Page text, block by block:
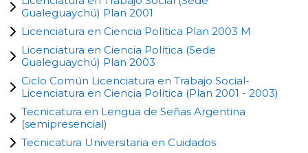
Gualeguaychú) Plan 2001
Licenciatura en Ciencia Política Plan 2003 M
Licenciatura en Ciencia Política (Sede
Gualeguaychú) Plan 2003
Ciclo Común Licenciatura en Trabajo Social-
Licenciatura en Ciencia Política (Plan 2001 - 2003)
Tecnicatura en Lengua de Señas Argentina
(semipresencial)
Tecnicatura Universitaria en Cuidados